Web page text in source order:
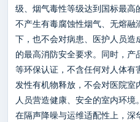
级、烟气毒性等级达到国标最高
不产生有毒腐蚀性烟气、无熔
下，也不会对病患、医护人员
的最高消防安全要求。同时，产
等环保认证，不含任何对人体
发性有机物释放，不会对医院
人员营造健康、安全的室内环境。
在隔声降噪与运维适配性上，